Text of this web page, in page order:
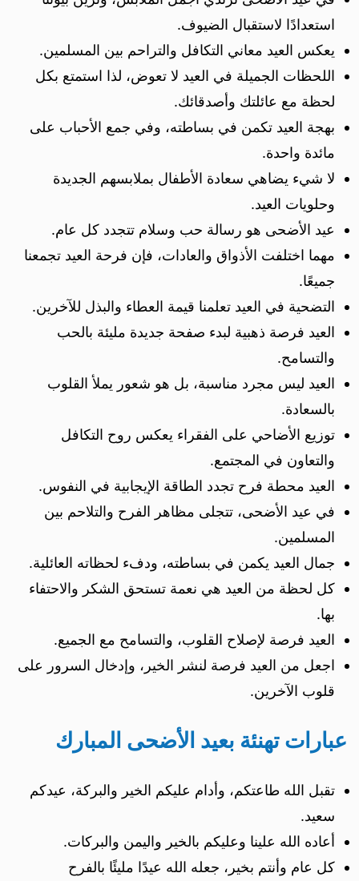
استعدادًا لاستقبال الضيوف.
يعكس العيد معاني التكافل والتراحم بين المسلمين.
اللحظات الجميلة في العيد لا تعوض، لذا استمتع بكل
لحظة مع عائلتك وأصدقائك.
بهجة العيد تكمن في بساطته، وفي جمع الأحباب على
مائدة واحدة.
لا شيء يضاهي سعادة الأطفال بملابسهم الجديدة
وحلويات العيد.
عيد الأضحى هو رسالة حب وسلام تتجدد كل عام.
مهما اختلفت الأذواق والعادات، فإن فرحة العيد تجمعنا
جميعًا.
التضحية في العيد تعلمنا قيمة العطاء والبذل للآخرين.
العيد فرصة ذهبية لبدء صفحة جديدة مليئة بالحب
والتسامح.
العيد ليس مجرد مناسبة، بل هو شعور يملأ القلوب
بالسعادة.
توزيع الأضاحي على الفقراء يعكس روح التكافل
والتعاون في المجتمع.
العيد محطة فرح تجدد الطاقة الإيجابية في النفوس.
في عيد الأضحى، تتجلى مظاهر الفرح والتلاحم بين
المسلمين.
جمال العيد يكمن في بساطته، ودفء لحظاته العائلية.
كل لحظة من العيد هي نعمة تستحق الشكر والاحتفاء
بها.
العيد فرصة لإصلاح القلوب، والتسامح مع الجميع.
اجعل من العيد فرصة لنشر الخير، وإدخال السرور على
قلوب الآخرين.
عبارات تهنئة بعيد الأضحى المبارك
تقبل الله طاعتكم، وأدام عليكم الخير والبركة، عيدكم
سعيد.
أعاده الله علينا وعليكم بالخير واليمن والبركات.
كل عام وأنتم بخير، جعله الله عيدًا مليئًا بالفرح